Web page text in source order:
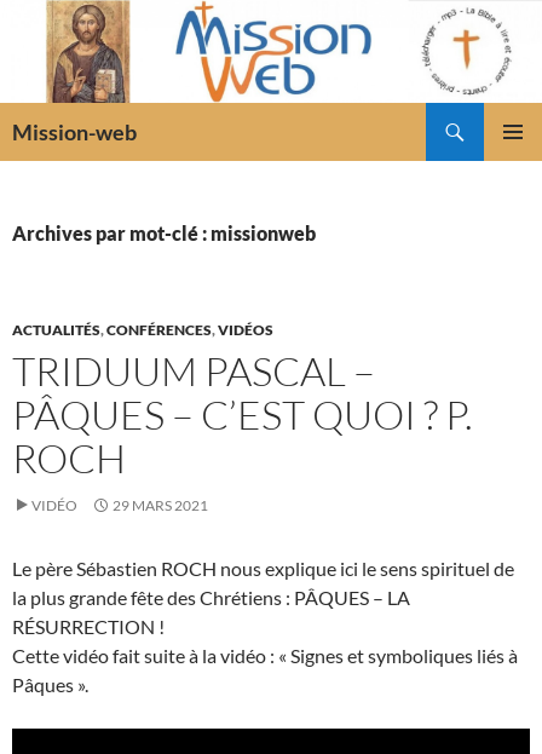
Mission-web
Archives par mot-clé : missionweb
ACTUALITÉS,CONFÉRENCES,VIDÉOS
TRIDUUM PASCAL –
PÂQUES – C’EST QUOI ? P.
ROCH
VIDÉO 29 MARS 2021
Le père Sébastien ROCH nous explique ici le sens spirituel de
la plus grande fête des Chrétiens : PÂQUES – LA
RÉSURRECTION !
Cette vidéo fait suite à la vidéo : « Signes et symboliques liés à
Pâques ».